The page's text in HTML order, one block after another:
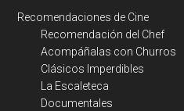
Recomendaciones de Cine
Recomendación del Chef
Acompáñalas con Churros
Clásicos Imperdibles
La Escaleteca
Documentales